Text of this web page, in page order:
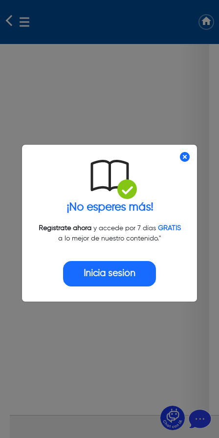
¡No esperes más!
Regístrate ahoray accede por 7 días GRATIS
a lo mejor de nuestro contenido."
Inicia sesión